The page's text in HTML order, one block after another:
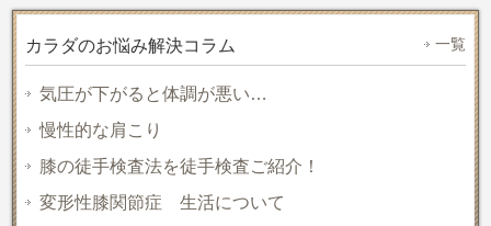
カラダのお悩み解決コラム 一覧
気圧が下がると体調が悪い…
慢性的な肩こり
膝の徒手検査法を徒手検査ご紹介！
変形性膝関節症 生活について